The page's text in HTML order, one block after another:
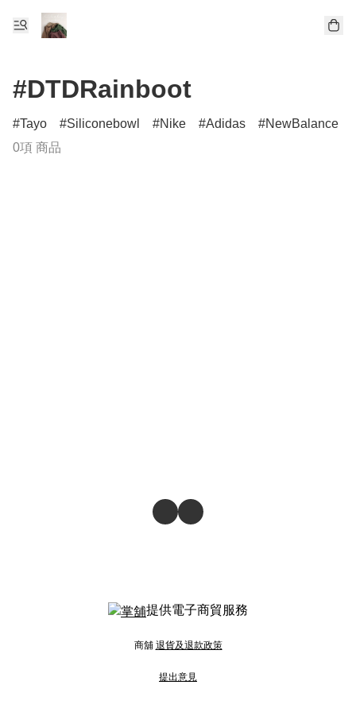
#DTDRainboot
Tayo Siliconebowl Nike Adidas
NewBalance
0項 商品
提供電子商貿服務
商舖 退貨及退款政策
提出意見